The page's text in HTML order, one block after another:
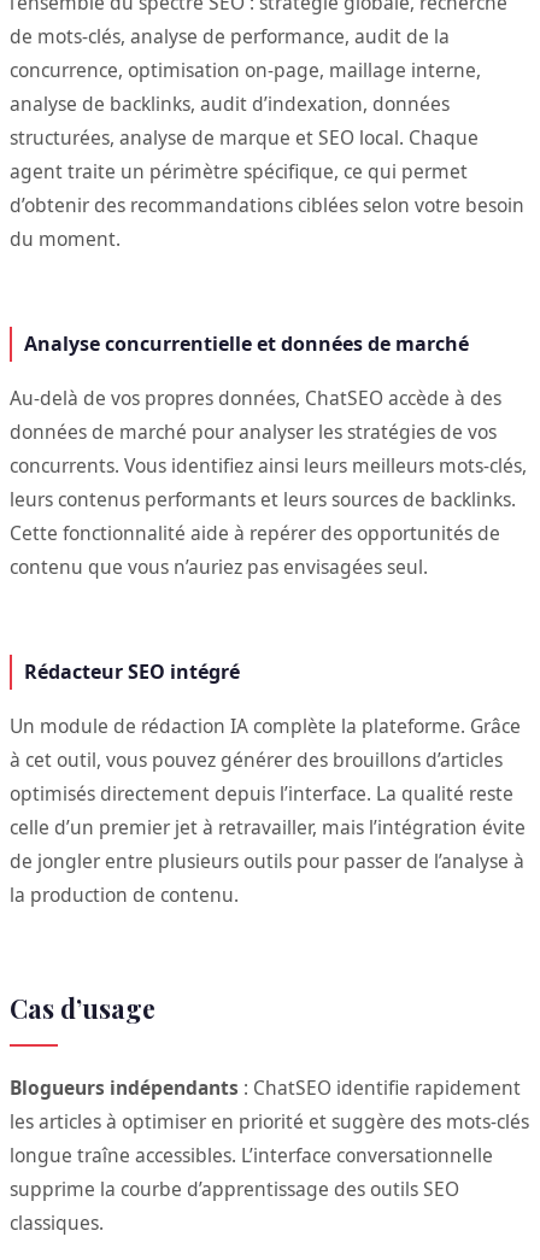
de mots-clés, analyse de performance, audit de la
concurrence, optimisation on-page, maillage interne,
analyse de backlinks, audit d’indexation, données
structurées, analyse de marque et SEO local. Chaque
agent traite un périmètre spécifique, ce qui permet
d’obtenir des recommandations ciblées selon votre besoin
du moment.
Analyse concurrentielle et données de marché
Au-delà de vos propres données, ChatSEO accède à des
données de marché pour analyser les stratégies de vos
concurrents. Vous identifiez ainsi leurs meilleurs mots-clés,
leurs contenus performants et leurs sources de backlinks.
Cette fonctionnalité aide à repérer des opportunités de
contenu que vous n’auriez pas envisagées seul.
Rédacteur SEO intégré
Un module de rédaction IA complète la plateforme. Grâce
à cet outil, vous pouvez générer des brouillons d’articles
optimisés directement depuis l’interface. La qualité reste
celle d’un premier jet à retravailler, mais l’intégration évite
de jongler entre plusieurs outils pour passer de l’analyse à
la production de contenu.
Cas d’usage
Blogueurs indépendants : ChatSEO identifie rapidement
les articles à optimiser en priorité et suggère des mots-clés
longue traîne accessibles. L’interface conversationnelle
supprime la courbe d’apprentissage des outils SEO
classiques.